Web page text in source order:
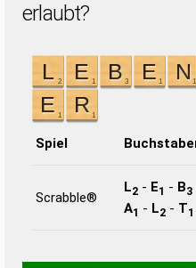
erlaubt?
Spiel
Scrabble®
L2 - E1 - B3
A1 - L2 - T1